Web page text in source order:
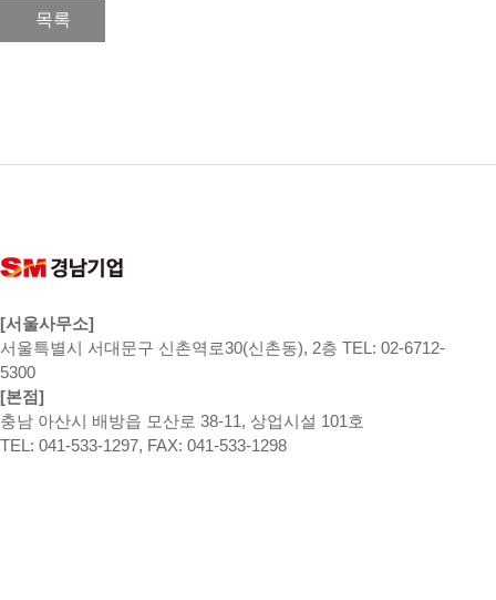
목록
[서울사무소]
서울특별시 서대문구 신촌역로30(신촌동), 2층 TEL: 02-6712-
5300
[본점]
충남 아산시 배방읍 모산로 38-11, 상업시설 101호
TEL: 041-533-1297, FAX: 041-533-1298